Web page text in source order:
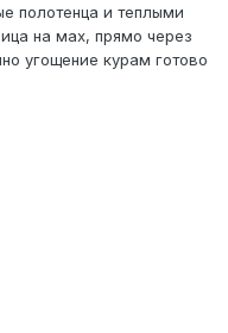
полотенца и теплыми
на мах, прямо через
угощение курам готово